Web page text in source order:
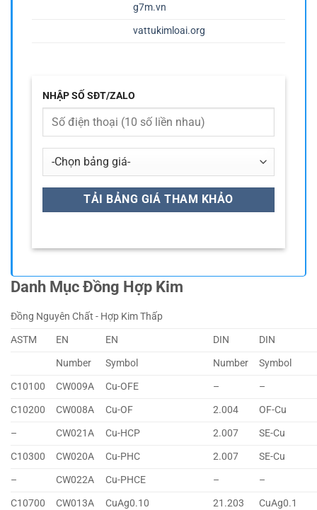
g7m.vn
vattukimloai.org
NHẬP SỐ SĐT/ZALO
Danh Mục Đồng Hợp Kim
Đồng Nguyên Chất - Hợp Kim Thấp
ASTM
EN EN DIN
DIN
Number
Symbol Number
Symbol
C10100
CW009A Cu-OFE –
–
C10200
CW008A Cu-OF 2.004
OF-Cu
–
CW021A Cu-HCP 2.007
SE-Cu
C10300
CW020A Cu-PHC 2.007
SE-Cu
–
CW022A Cu-PHCE –
–
C10700
CW013A CuAg0.10 21.203
CuAg0.1